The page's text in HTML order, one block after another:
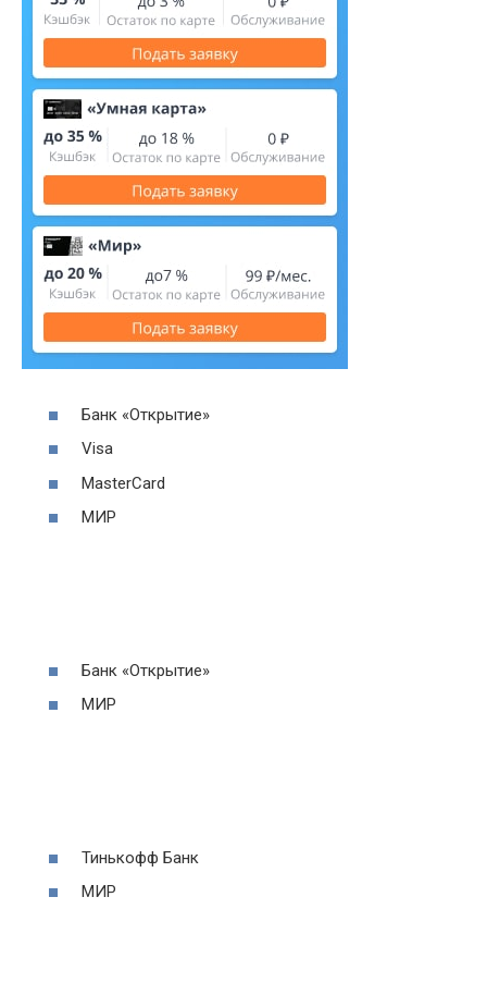
Банк «Открытие»
Visa
MasterCard
МИР
Банк «Открытие»
МИР
Тинькофф Банк
МИР